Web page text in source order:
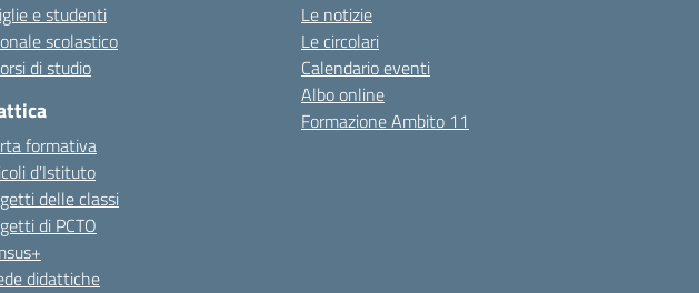
e studenti
scolastico
di studio
formativa
d'Istituto
delle classi
di PCTO
didattiche
Le notizie
Le circolari
Calendario eventi
Albo online
Formazione Ambito 11